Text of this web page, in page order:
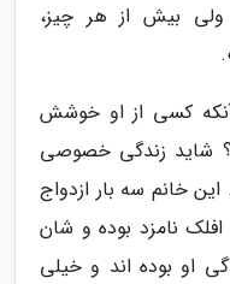
بیش از هر چیز،
آنکه کسی از او خوشش
شاید زندگی خصوصی
خانم سه بار ازدواج
نامزد بوده و شان
او بوده اند و خیلی